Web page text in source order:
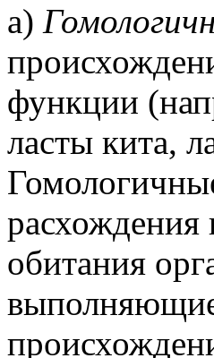
а)
функции
ласты кита,
расхождения
обитания